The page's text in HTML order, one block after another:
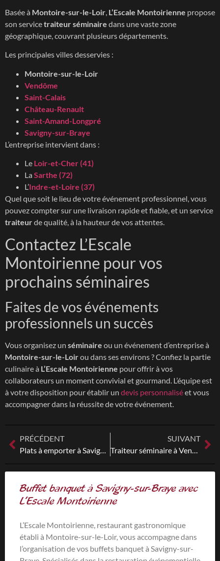
Basée à Montoire-sur-le-Loir L’Escale Montoirienne propose
son servicetraiteur séminaire dans une vaste zone
géographique, couvrant plusieurs départements.
Les principales villes desservies :
Montoire-sur-le-Loir
Vendôme
Saint-Calais
Château-Renault
Saint-Amand-Longpré
Savigny-sur-Braye
L’entreprise intervient dans :
Le Loir-et-Cher (41)
La Sarthe (72)
L’Indre-et-Loire (37)
Quel que soit le lieu de votre événement professionnel, vous
pouvez compter sur une livraison rapide et fiable, et un service
traiteurde qualité, à la hauteur de vos attentes.
Contactez L’Escale
Montoirienne pour vos
prochains séminaires
Faites de vos événements
professionnels un succès
Vous organisez un séminaire ou un événement d’entreprise à
Montoire-sur-le-Loirou dans ses environs ? Confiez la partie
culinaire à L’Escale Montoirienne pour offrir à vos
collaborateurs un moment convivial et gourmand. L’équipe est
à votre disposition pour établir un devis personnaliséet vous
accompagner dans la réussite de votre événement.
PRÉCÉDENT
SUIVANT
Buffet banquet à Savigny-sur-Braye avec
L’Escale Montoirienne
L’Escale Montoirienne, restaurant gastronomique
établi à Montoire-sur-le-Loir, vous accompagne dans
l’organisation de vos buffets banquet à Savigny-sur-